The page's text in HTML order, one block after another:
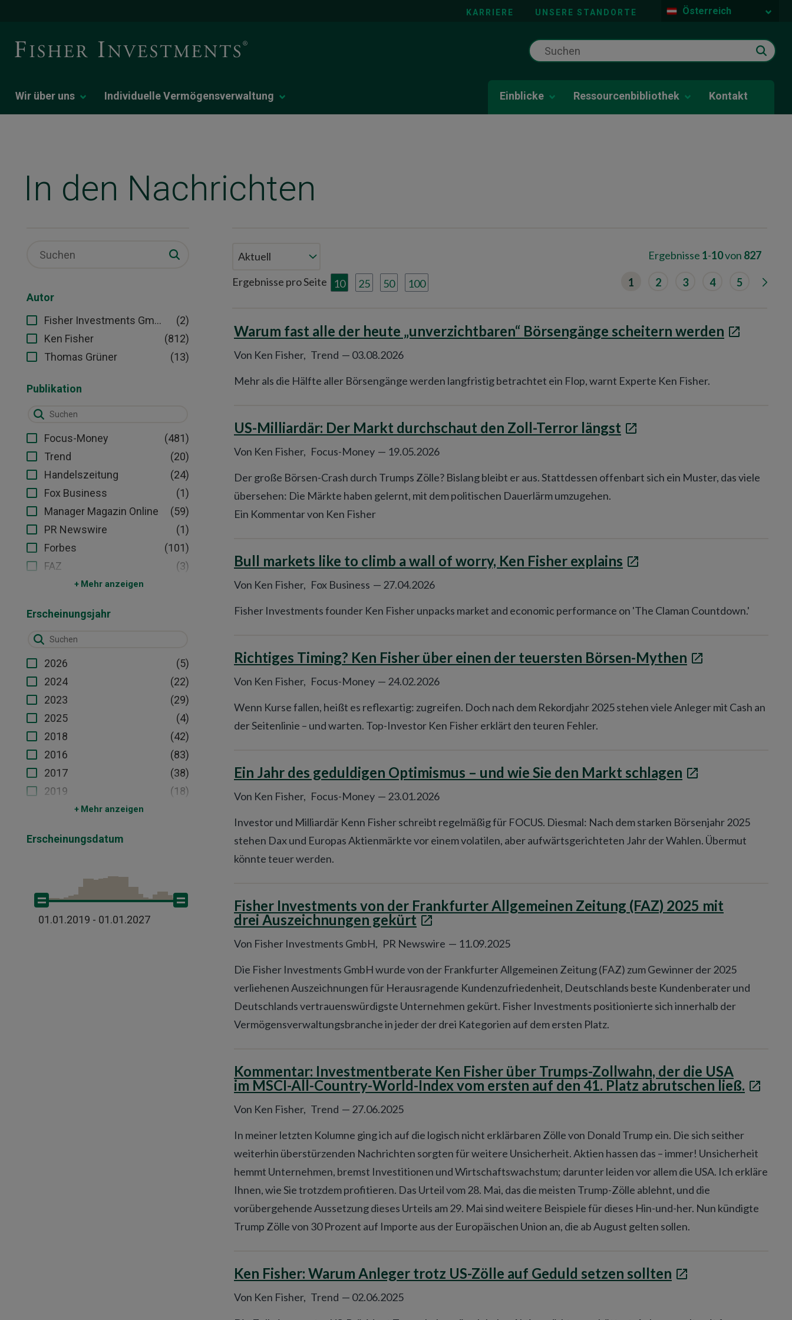
KARRIERE UNSERE STANDORTE Österreich
Wir über uns Individuelle Vermögensverwaltung Einblicke Ressourcenbibliothek Kontakt
In den Nachrichten
Autor
Fisher Investments GmbH
(2)
Ken Fisher
(812)
Thomas Grüner
(13)
Publikation
Focus-Money
(481)
Trend
(20)
Handelszeitung
(24)
Fox Business
(1)
Manager Magazin Online
(59)
PR Newswire
(1)
Forbes
(101)
FAZ
(3)
Mehr anzeigen
Erscheinungsjahr
2026
(5)
2024
(22)
2023
(29)
2025
(4)
2018
(42)
2016
(83)
2017
(38)
2019
(18)
Mehr anzeigen
Erscheinungsdatum
01.01.2019 - 01.01.2027
Ergebnisse pro Seite 10 25 50 100
Ergebnisse 1-10von 827
1 2 3 4 5
o
Warum fast alle der heute „unverzichtbaren“ Börsengänge scheitern werden
Von Ken Fisher, Trend — 03.08.2026
Mehr als die Hälfte aller Börsengänge werden langfristig betrachtet ein Flop, warnt Experte Ken Fisher.
US-Milliardär: Der Markt durchschaut den Zoll-Terror längst
Von Ken Fisher, Focus-Money — 19.05.2026
Der große Börsen-Crash durch Trumps Zölle? Bislang bleibt er aus. Stattdessen offenbart sich ein Muster, das viele
übersehen: Die Märkte haben gelernt, mit dem politischen Dauerlärm umzugehen.
Ein Kommentar von Ken Fisher
Bull markets like to climb a wall of worry, Ken Fisher explains
Von Ken Fisher, Fox Business — 27.04.2026
Fisher Investments founder Ken Fisher unpacks market and economic performance on 'The Claman Countdown.'
Richtiges Timing? Ken Fisher über einen der teuersten Börsen-Mythen
Von Ken Fisher, Focus-Money — 24.02.2026
Wenn Kurse fallen, heißt es reflexartig: zugreifen. Doch nach dem Rekordjahr 2025 stehen viele Anleger mit Cash an
der Seitenlinie – und warten. Top-Investor Ken Fisher erklärt den teuren Fehler.
Ein Jahr des geduldigen Optimismus – und wie Sie den Markt schlagen
Von Ken Fisher, Focus-Money — 23.01.2026
Investor und Milliardär Kenn Fisher schreibt regelmäßig für FOCUS. Diesmal: Nach dem starken Börsenjahr 2025
stehen Dax und Europas Aktienmärkte vor einem volatilen, aber aufwärtsgerichteten Jahr der Wahlen. Übermut
könnte teuer werden.
Fisher Investments von der Frankfurter Allgemeinen Zeitung (FAZ) 2025 mit
drei Auszeichnungen gekürt
Von Fisher Investments GmbH, PR Newswire — 11.09.2025
Die Fisher Investments GmbH wurde von der Frankfurter Allgemeinen Zeitung (FAZ) zum Gewinner der 2025
verliehenen Auszeichnungen für Herausragende Kundenzufriedenheit, Deutschlands beste Kundenberater und
Deutschlands vertrauenswürdigste Unternehmen gekürt. Fisher Investments positionierte sich innerhalb der
Vermögensverwaltungsbranche in jeder der drei Kategorien auf dem ersten Platz.
Kommentar: Investmentberate Ken Fisher über Trumps-Zollwahn, der die USA
im MSCI-All-Country-World-Index vom ersten auf den 41. Platz abrutschen ließ.
Von Ken Fisher, Trend — 27.06.2025
In meiner letzten Kolumne ging ich auf die logisch nicht erklärbaren Zölle von Donald Trump ein. Die sich seither
weiterhin überstürzenden Nachrichten sorgten für weitere Unsicherheit. Aktien hassen das – immer! Unsicherheit
hemmt Unternehmen, bremst Investitionen und Wirtschaftswachstum; darunter leiden vor allem die USA. Ich erkläre
Ihnen, wie Sie trotzdem profitieren. Das Urteil vom 28. Mai, das die meisten Trump-Zölle ablehnt, und die
vorübergehende Aussetzung dieses Urteils am 29. Mai sind weitere Beispiele für dieses Hin-und-her. Nun kündigte
Trump Zölle von 30 Prozent auf Importe aus der Europäischen Union an, die ab August gelten sollen.
Ken Fisher: Warum Anleger trotz US-Zölle auf Geduld setzen sollten
Von Ken Fisher, Trend — 02.06.2025